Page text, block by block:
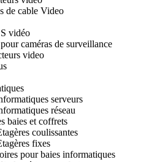
de cable Video
vidéo
caméras de surveillance
video
serveurs
réseau
baies et coffrets
coulissantes
fixes
pour baies informatiques